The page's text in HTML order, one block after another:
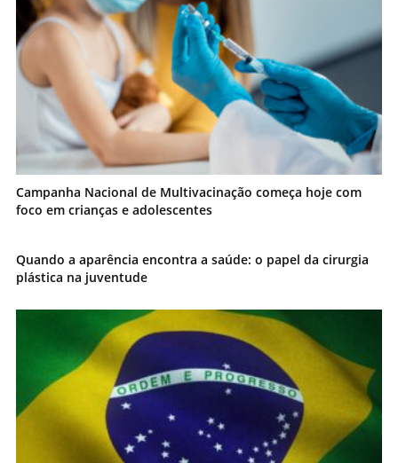
Campanha Nacional de Multivacinação começa hoje com
foco em crianças e adolescentes
Quando a aparência encontra a saúde: o papel da cirurgia
plástica na juventude